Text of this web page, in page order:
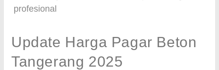
profesional
Update Harga Pagar Beton
Tangerang 2025